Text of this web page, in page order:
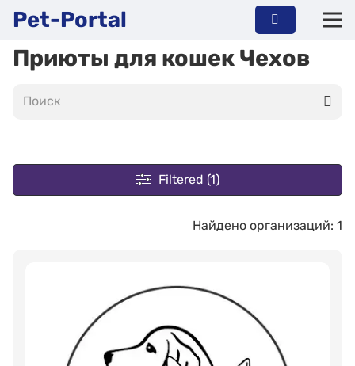
Pet-Portal
Приюты для кошек Чехов
Filtered (1)
Найдено организаций: 1